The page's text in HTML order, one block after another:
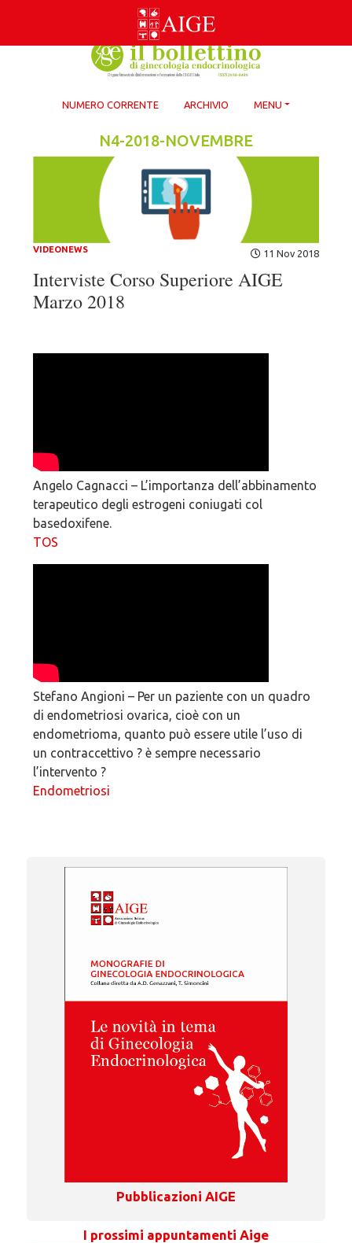
NUMERO CORRENTE ARCHIVIO MENU
N4-2018-NOVEMBRE
VIDEONEWS 11 Nov 2018
Interviste Corso Superiore AIGE
Marzo 2018
Angelo Cagnacci – L’importanza dell’abbinamento
terapeutico degli estrogeni coniugati col
basedoxifene.
TOS
Stefano Angioni – Per un paziente con un quadro
di endometriosi ovarica, cioè con un
endometrioma, quanto può essere utile l’uso di
un contraccettivo ? è sempre necessario
l’intervento ?
Endometriosi
Pubblicazioni AIGE
I prossimi appuntamenti Aige